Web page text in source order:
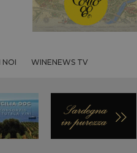
NOI WINENEWS TV